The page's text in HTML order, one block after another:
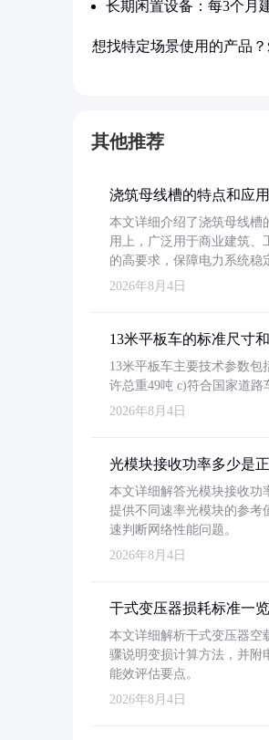
长期闲置设备：每3个月
想找特定场景使用的产品
其他推荐
浇筑母线槽的特点和应
本文详细介绍了浇筑母线槽
用上，广泛用于商业建筑、
的高要求，保障电力系统稳
2026年8月4日
13米平板车的标准尺寸
13米平板车主要技术参数包
许总重49吨 c)符合国家道
2026年8月4日
光模块接收功率多少是
本文详细解答光模块接收功
提供不同速率光模块的参考
速判断网络性能问题。
2026年8月4日
干式变压器损耗标准一
本文详细解析干式变压器空
骤说明变损计算方法，并附
能效评估要点。
2026年8月4日